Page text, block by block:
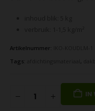
Artikelnummer:
Tags:
,
IN